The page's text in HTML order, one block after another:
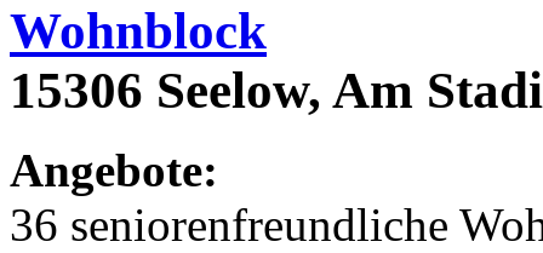
Wohnblock
15306 Seelow, Am
Angebote:
36 seniorenfreundliche